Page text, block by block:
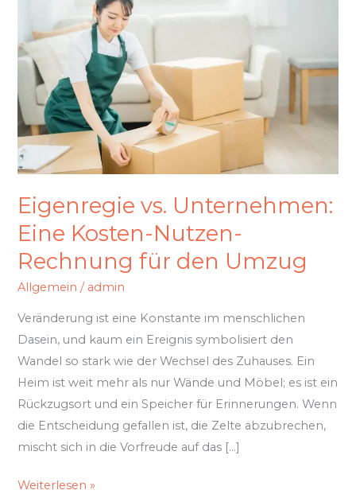
Eigenregie vs. Unternehmen:
Eine Kosten-Nutzen-
Rechnung für den Umzug
Allgemein / admin
Veränderung ist eine Konstante im menschlichen
Dasein, und kaum ein Ereignis symbolisiert den
Wandel so stark wie der Wechsel des Zuhauses. Ein
Heim ist weit mehr als nur Wände und Möbel; es ist ein
Rückzugsort und ein Speicher für Erinnerungen. Wenn
die Entscheidung gefallen ist, die Zelte abzubrechen,
mischt sich in die Vorfreude auf das […]
Unternehmen:
Eine
Kosten-
Nutzen-
Rechnung
für
den
Umzug
Weiterlesen »